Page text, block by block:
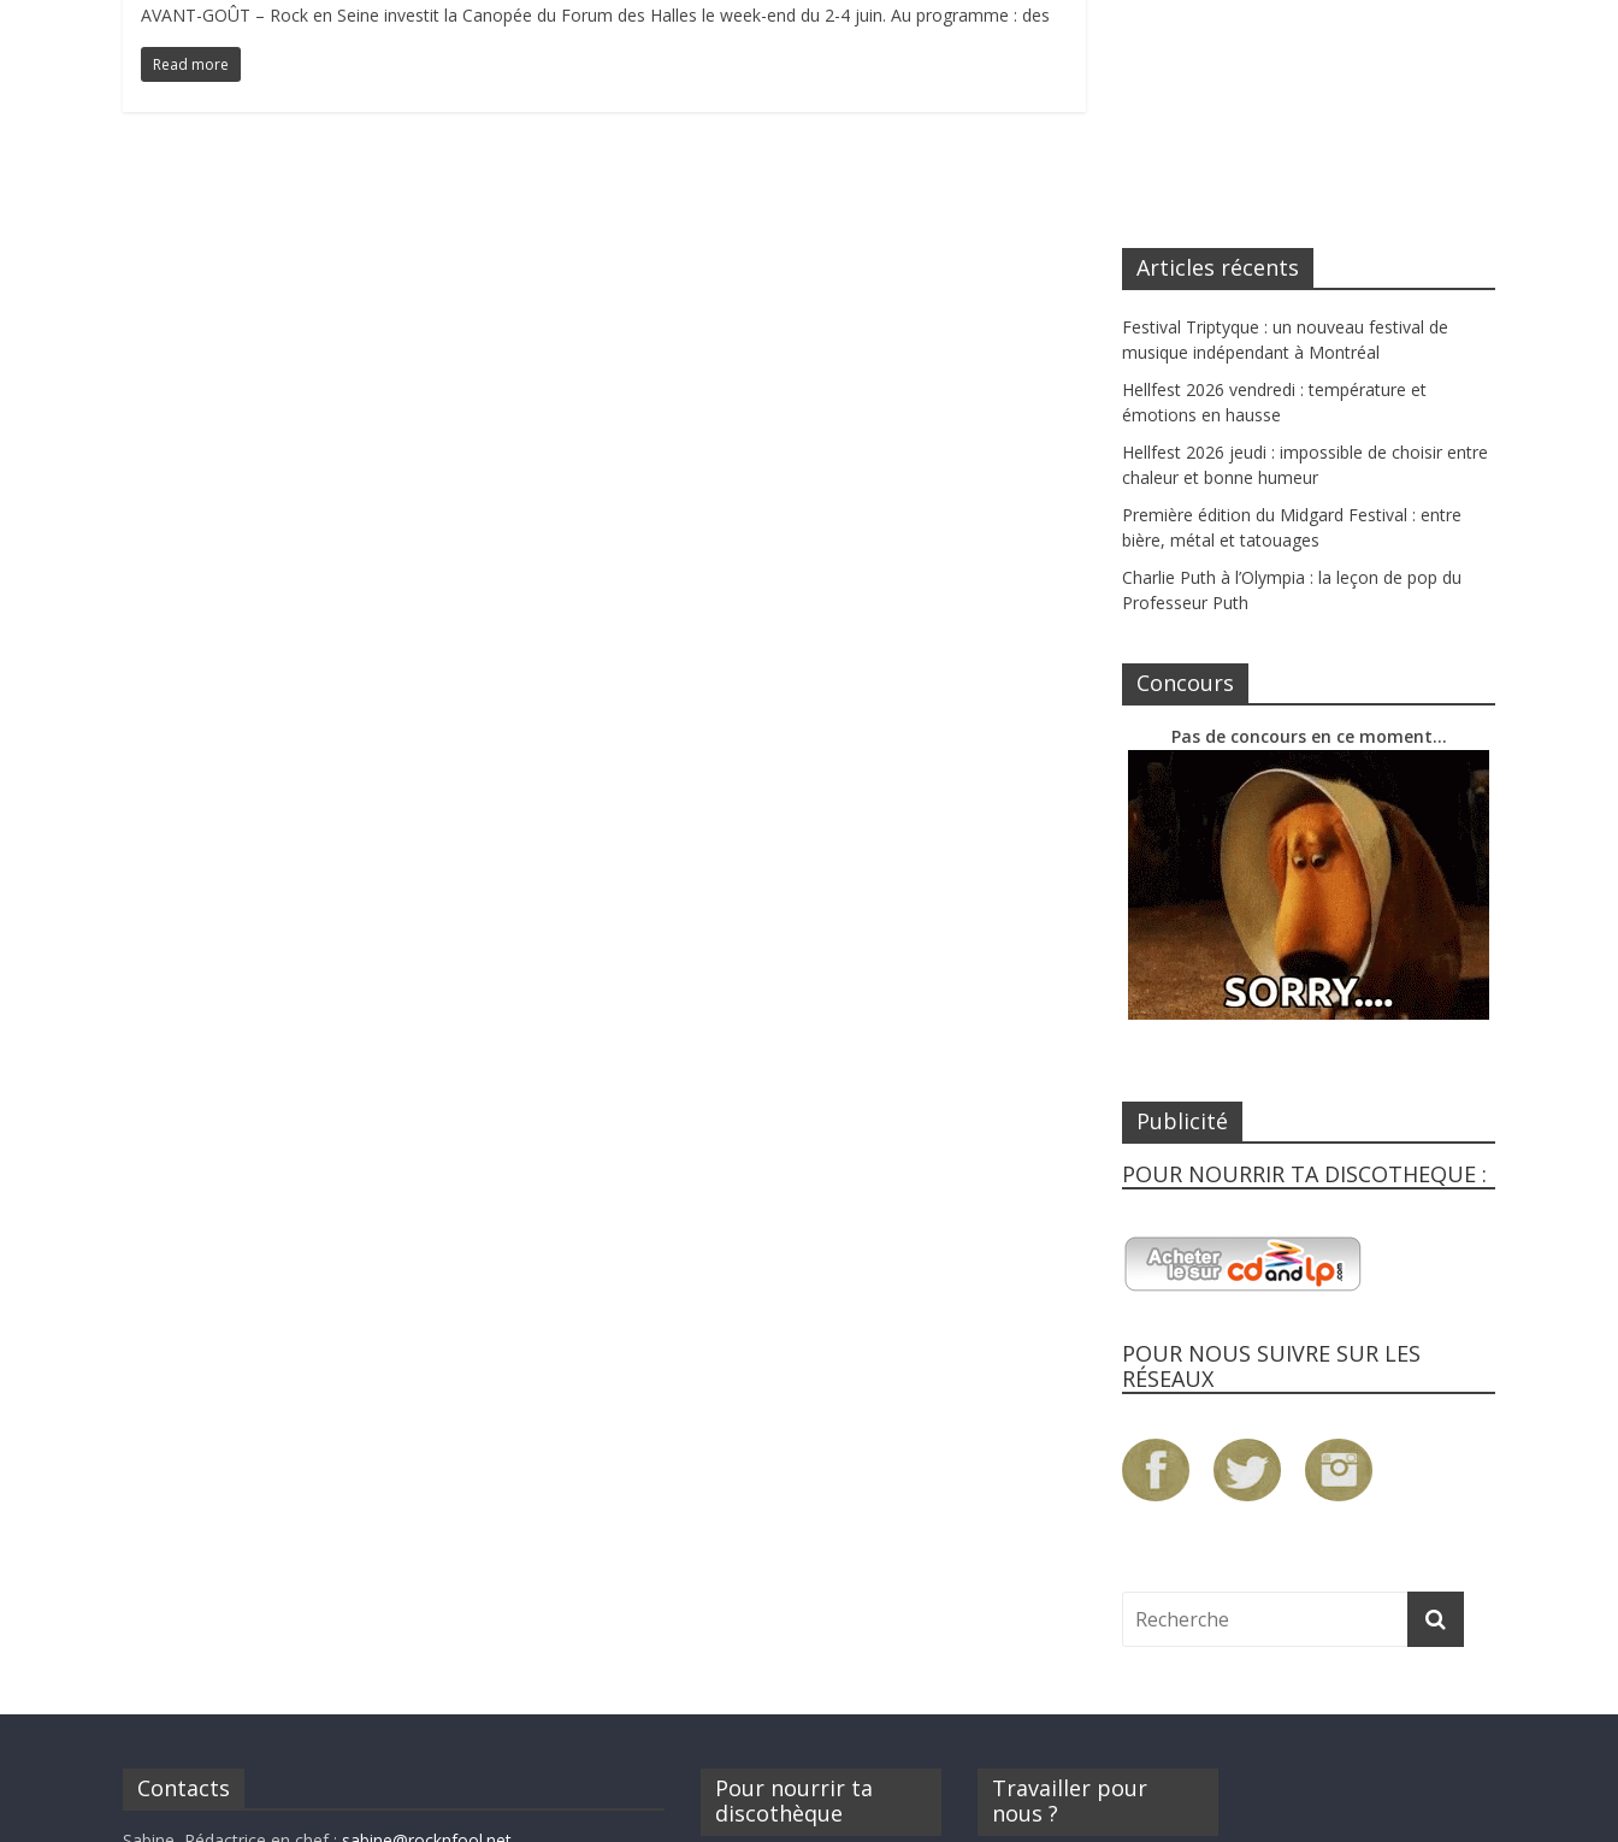
AVANT-GOÛT – Rock en Seine investit la Canopée du Forum des Halles le week-end du 2-4 juin. Au programme : des
Read more
Articles récents
Festival Triptyque : un nouveau festival de
musique indépendant à Montréal
Hellfest 2026 vendredi : température et
émotions en hausse
Hellfest 2026 jeudi : impossible de choisir entre
chaleur et bonne humeur
Première édition du Midgard Festival : entre
bière, métal et tatouages
Charlie Puth à l’Olympia : la leçon de pop du
Professeur Puth
Concours
Pas de concours en ce moment…
Publicité
POUR NOURRIR TA DISCOTHEQUE :
POUR NOUS SUIVRE SUR LES
RÉSEAUX
Contacts
Pour nourrir ta
discothèque
Travailler pour
nous ?